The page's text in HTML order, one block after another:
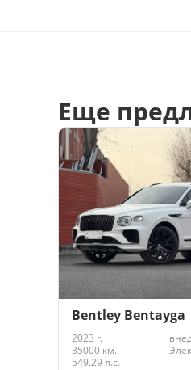
Еще
Bentley Bentayga
2023 г.
35000 км.
549.29 л.с.